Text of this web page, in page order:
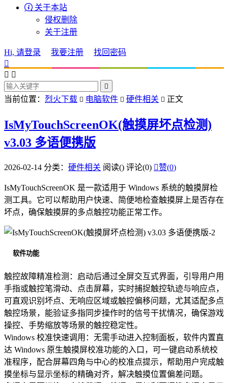
 关于本站
侵权删除
关于注册
Hi, 请登录 我要注册
找回密码

 

当前位置： 烈火下载  电脑软件  硬件相关  正文
IsMyTouchScreenOK(触摸屏坏点检测)
v3.03 多语便携版
2026-02-14 分类： 硬件相关 阅读() 评论(0) 赞(0)
IsMyTouchScreenOK 是一款适用于 Windows 系统的触摸屏检
测工具。它可以帮助用户快速、简便地检查触摸屏上是否存在
坏点，确保触摸屏的多点触控功能正常工作。
软件功能
触控故障精准检测：启动后通过全屏交互式界面，引导用户用
手指或触控笔滑动、点击屏幕，实时捕捉触控轨迹与响应点，
可直观识别坏点、无响应区域或触控偏移问题，尤其适配多点
触控场景，能验证多指同步操作时的信号干扰情况，确保游戏
操控、手势缩放等场景的触控稳定性。
Windows 校准快速调用：无需手动进入控制面板，软件内置直
达 Windows 原生触摸屏校准功能的入口，可一键启动系统校
准程序，配合屏幕四角与中心的校准点提示，帮助用户完成触
摸坐标与显示坐标的精确对齐，解决触摸位置偏差问题。